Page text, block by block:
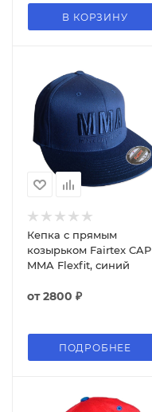
В КОРЗИНУ
Кепка с прямым
козырьком Fairtex CAP
MMA Flexfit, синий
от2800 ₽
ПОДРОБНЕЕ